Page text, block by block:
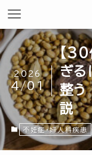
【30
ぎる
整う
説
2026
4/01
不妊症・婦人科疾患